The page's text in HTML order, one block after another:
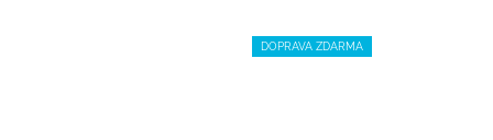
DOPRAVA ZDARMA